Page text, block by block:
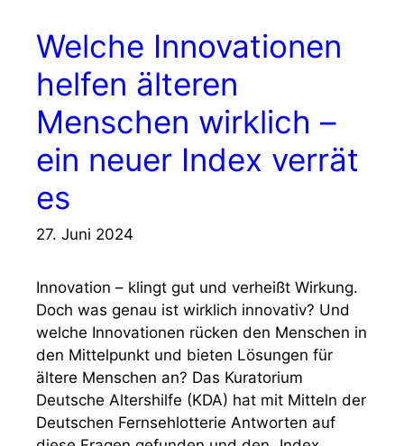
Welche Innovationen
helfen älteren
Menschen wirklich –
ein neuer Index verrät
es
27. Juni 2024
Innovation – klingt gut und verheißt Wirkung.
Doch was genau ist wirklich innovativ? Und
welche Innovationen rücken den Menschen in
den Mittelpunkt und bieten Lösungen für
ältere Menschen an? Das Kuratorium
Deutsche Altershilfe (KDA) hat mit Mitteln der
Deutschen Fernsehlotterie Antworten auf